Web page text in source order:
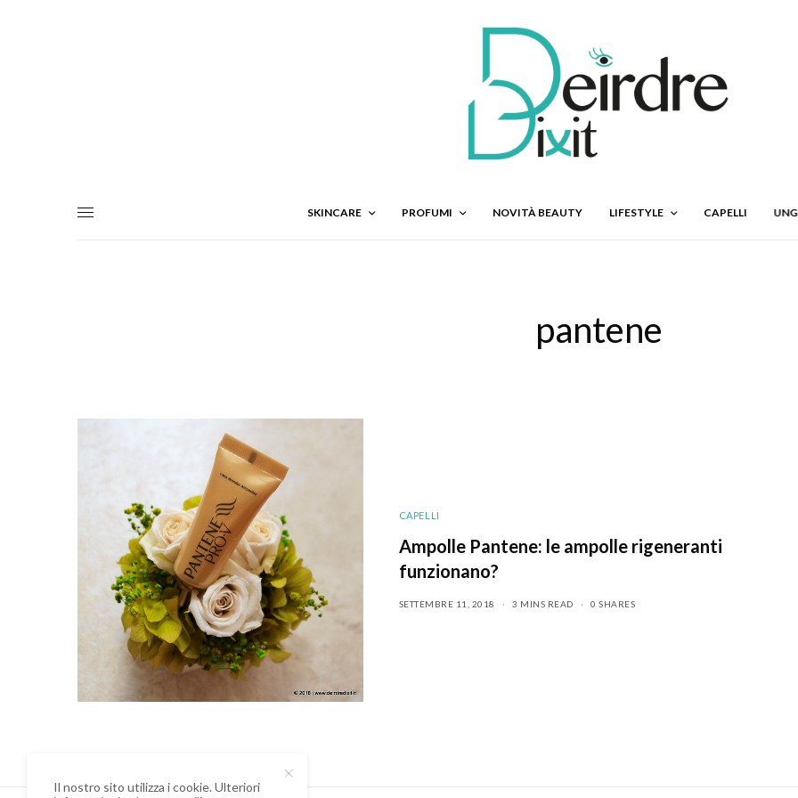
SKINCARE PROFUMI NOVITÀ BEAUTY LIFESTYLE CAPELLI
pantene
CAPELLI
Ampolle Pantene: le ampolle rigeneranti
funzionano?
SETTEMBRE 11, 2018 3 MINS READ 0 SHARES
Il nostro sito utilizza i cookie. Ulteriori